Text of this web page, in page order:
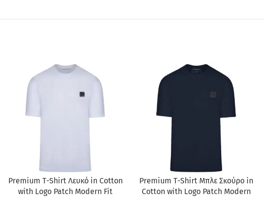
ΠΡΟΣΦΟΡΆ
Premium Τ-Shirt Λευκό in Cotton
with Logo Patch Modern Fit
ΠΡΟΣΦΟΡΆ
Premium Τ-Shirt Μπλε Σκούρο in
Cotton with Logo Patch Modern